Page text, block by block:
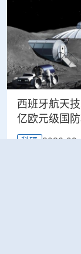
西班牙航天
亿欧元级国
科研 2026-